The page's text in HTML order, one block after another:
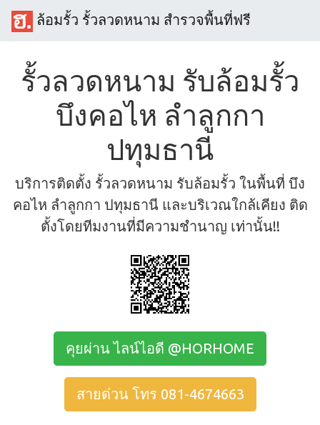
ล้อมรั้ว รั้วลวดหนาม สำรวจพื้นที่ฟรี
รั้วลวดหนาม รับล้อมรั้ว
บึงคอไห ลำลูกกา
ปทุมธานี
บริการติดตั้ง รั้วลวดหนาม รับล้อมรั้ว ในพื้นที่ บึง
คอไห ลำลูกกา ปทุมธานี และบริเวณใกล้เคียง ติด
ตั้งโดยทีมงานที่มีความชำนาญ เท่านั้น!!
คุยผ่าน ไลน์ไอดี @HORHOME
สายด่วน โทร 081-4674663